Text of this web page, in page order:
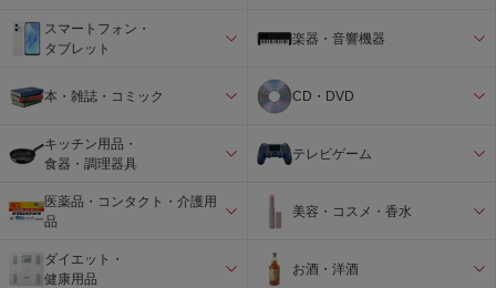
スマートフォン・
タブレット
楽器・音響機器
本・雑誌・コミック CD・DVD
キッチン用品・
食器・調理器具
テレビゲーム
医薬品・コンタクト・介護用
品
美容・コスメ・香水
ダイエット・
健康用品
お酒・洋酒